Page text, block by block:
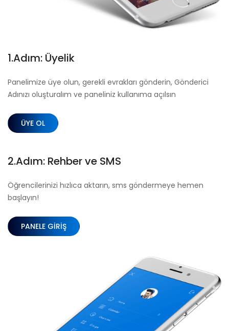
1.Adım: Üyelik
Panelimize üye olun, gerekli evrakları gönderin, Gönderici
Adınızı oluşturalım ve paneliniz kullanıma açılsın
ÜYE OL
2.Adım: Rehber ve SMS
Öğrencilerinizi hızlıca aktarın, sms göndermeye hemen
başlayın!
PANELE GIRIŞ